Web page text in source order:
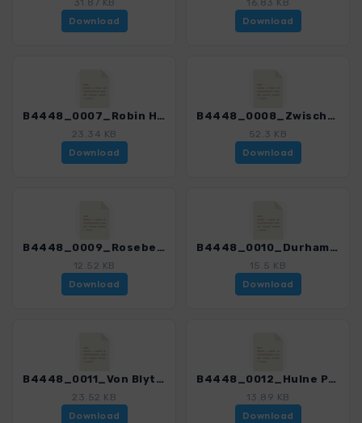
31.87 KB
Download
16.83 KB
Download
B4448_0007_Robin Hoods Bay_4448_1.gpx
23.34 KB
Download
B4448_0008_Zwischen Whitby und Staithes_4448_1.gpx
52.3 KB
Download
B4448_0009_Roseberry Topping_4448_1.gpx
12.52 KB
Download
B4448_0010_Durham_4448_1.gpx
15.5 KB
Download
B4448_0011_Von Blyth nach StMarys Lighthouse_4448_1.gpx
23.52 KB
Download
B4448_0012_Hulne Park_4448_1.gpx
13.89 KB
Download